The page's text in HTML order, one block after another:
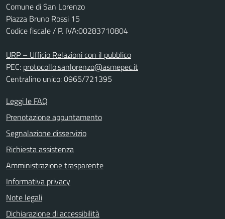
Comune di San Lorenzo
Piazza Bruno Rossi 15
Codice fiscale / P. IVA:00283710804
URP – Ufficio Relazioni con il pubblico
PEC: protocollo.sanlorenzo@asmepec.it
Centralino unico: 0965/721395
Leggi le FAQ
Prenotazione appuntamento
Segnalazione disservizio
Richiesta assistenza
Amministrazione trasparente
Informativa privacy
Note legali
Dichiarazione di accessibilità